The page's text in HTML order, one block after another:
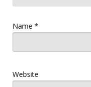
Name *
Website